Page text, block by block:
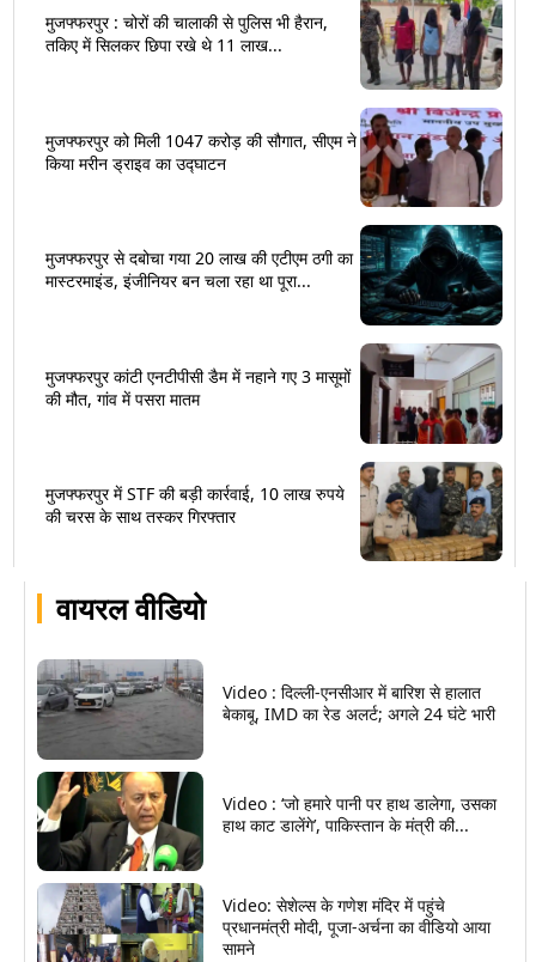
वायरल वीडियो
Video : दिल्ली-एनसीआर में बारिश से हालात
बेकाबू, IMD का रेड अलर्ट; अगले 24 घंटे भारी
Video : ‘जो हमारे पानी पर हाथ डालेगा, उसका
हाथ काट डालेंगे’, पाकिस्तान के मंत्री की...
Video: सेशेल्स के गणेश मंदिर में पहुंचे
प्रधानमंत्री मोदी, पूजा-अर्चना का वीडियो आया
सामने
मुजफ्फरपुर : चोरों की चालाकी से पुलिस भी हैरान,
तकिए में सिलकर छिपा रखे थे 11 लाख...
मुजफ्फरपुर को मिली 1047 करोड़ की सौगात, सीएम ने
किया मरीन ड्राइव का उद्घाटन
मुजफ्फरपुर से दबोचा गया 20 लाख की एटीएम ठगी का
मास्टरमाइंड, इंजीनियर बन चला रहा था पूरा...
मुजफ्फरपुर कांटी एनटीपीसी डैम में नहाने गए 3 मासूमों
की मौत, गांव में पसरा मातम
मुजफ्फरपुर में STF की बड़ी कार्रवाई, 10 लाख रुपये
की चरस के साथ तस्कर गिरफ्तार